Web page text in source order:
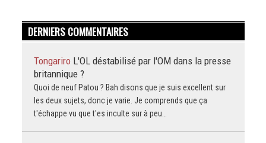
DERNIERS COMMENTAIRES
Tongariro L'OL déstabilisé par l'OM dans la presse
britannique ?
Quoi de neuf Patou ? Bah disons que je suis excellent sur
les deux sujets, donc je varie. Je comprends que ça
t'échappe vu que t'es inculte sur à peu…